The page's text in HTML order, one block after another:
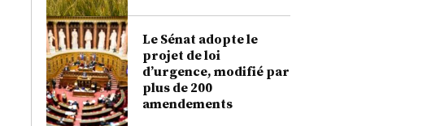
Le Sénat adopte le
projet de loi
d’urgence, modifié par
plus de 200
amendements